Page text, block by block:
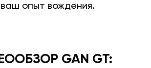
опыт вождения.
GAN GT: